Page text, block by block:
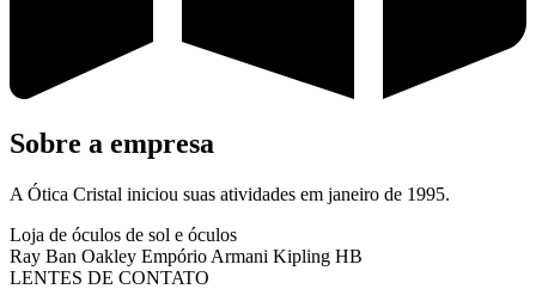
Sobre a empresa
A Ótica Cristal iniciou suas atividades em janeiro de 1995.
Loja de óculos de sol e óculos
Ray Ban Oakley Empório Armani Kipling HB
LENTES DE CONTATO